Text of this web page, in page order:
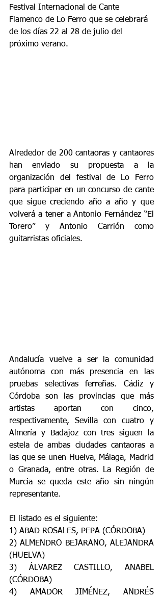
Festival Internacional de Cante
Flamenco de Lo Ferro que se celebrará
de los días 22 al 28 de julio del
próximo verano.
Alrededor de 200 cantaoras y cantaores
han enviado su propuesta a la
organización del festival de Lo Ferro
para participar en un concurso de cante
que sigue creciendo año a año y que
volverá a tener a Antonio Fernández “El
Torero” y Antonio Carrión como
guitarristas oficiales.
Andalucía vuelve a ser la comunidad
autónoma con más presencia en las
pruebas selectivas ferreñas. Cádiz y
Córdoba son las provincias que más
artistas aportan con cinco,
respectivamente, Sevilla con cuatro y
Almería y Badajoz con tres siguen la
estela de ambas ciudades cantaoras a
las que se unen Huelva, Málaga, Madrid
o Granada, entre otras. La Región de
Murcia se queda este año sin ningún
representante.
El listado es el siguiente:
1) ABAD ROSALES, PEPA (CÓRDOBA)
2) ALMENDRO BEJARANO, ALEJANDRA
(HUELVA)
3) ÁLVAREZ CASTILLO, ANABEL
(CÓRDOBA)
4) AMADOR JIMÉNEZ, ANDRÉS